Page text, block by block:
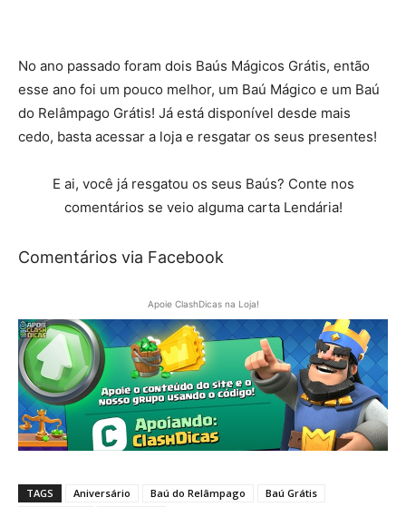
No ano passado foram dois Baús Mágicos Grátis, então
esse ano foi um pouco melhor, um Baú Mágico e um Baú
do Relâmpago Grátis! Já está disponível desde mais
cedo, basta acessar a loja e resgatar os seus presentes!
E ai, você já resgatou os seus Baús? Conte nos
comentários se veio alguma carta Lendária!
Comentários via Facebook
Apoie ClashDicas na Loja!
TAGS Aniversário Baú do Relâmpago
Baú Grátis